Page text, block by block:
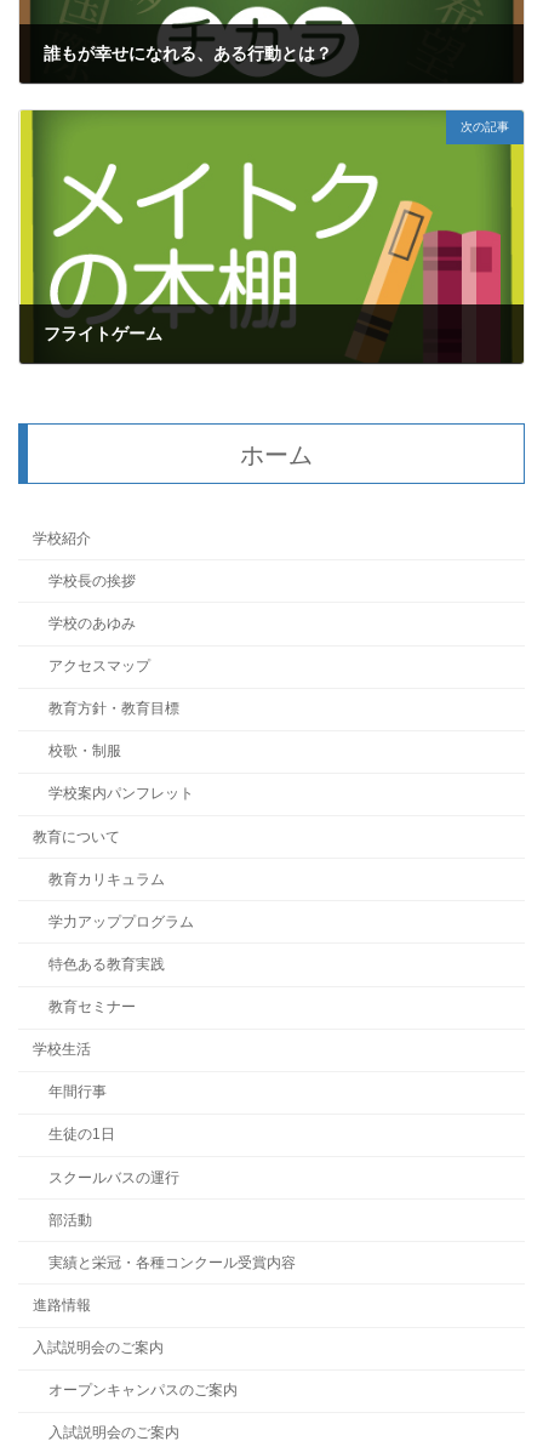
誰もが幸せになれる、ある行動とは？
次の記事
フライトゲーム
ホーム
学校紹介
学校長の挨拶
学校のあゆみ
アクセスマップ
教育方針・教育目標
校歌・制服
学校案内パンフレット
教育について
教育カリキュラム
学力アッププログラム
特色ある教育実践
教育セミナー
学校生活
年間行事
生徒の1日
スクールバスの運行
部活動
実績と栄冠・各種コンクール受賞内容
進路情報
入試説明会のご案内
オープンキャンパスのご案内
入試説明会のご案内